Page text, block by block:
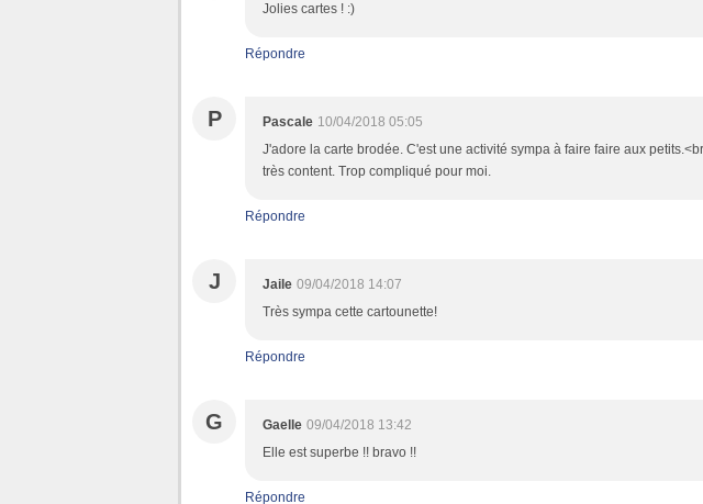
Jolies cartes ! :)
Répondre
P Pascale 10/04/2018 05:05
J'adore la carte brodée. C'est une activité sympa à faire faire aux
très content. Trop compliqué pour moi.
Répondre
J Jaile 09/04/2018 14:07
Très sympa cette cartounette!
Répondre
G Gaelle 09/04/2018 13:42
Elle est superbe !! bravo !!
Répondre